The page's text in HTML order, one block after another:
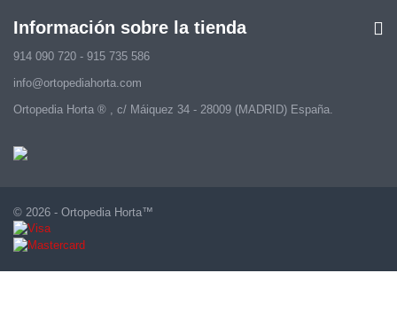
Información sobre la tienda
914 090 720 - 915 735 586
info@ortopediahorta.com
Ortopedia Horta ® , c/ Máiquez 34 - 28009 (MADRID) España.
© 2026 - Ortopedia Horta™